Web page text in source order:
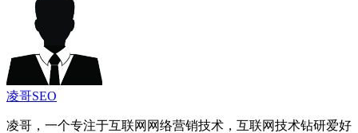
凌哥SEO
凌哥，一个专注于互联网网络营销技术，互联网技术钻研爱好